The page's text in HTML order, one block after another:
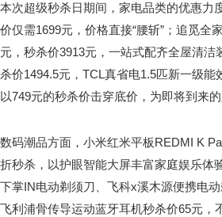
本次超级秒杀日期间，家电品类的优惠力
价仅需1699元，价格直接“腰斩”；追觅
元，秒杀价3913元，一站式配齐全屋清
杀价1494.5元，TCL真省电1.5匹新一级
以749元的秒杀价击穿底价，为即将到来的
数码潮品方面，小米红米平板REDMI K
折秒杀，以护眼智能大屏丰富家庭娱乐体
下掌IN电动剃须刀、飞科x溪木源便携电
飞利浦骨传导运动蓝牙耳机秒杀价65元